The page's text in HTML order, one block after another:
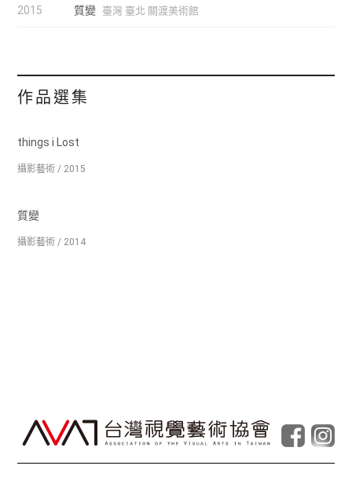
2015 質變 臺灣 臺北 關渡美術館
作品選集
things i Lost
攝影藝術 / 2015
質變
攝影藝術 / 2014